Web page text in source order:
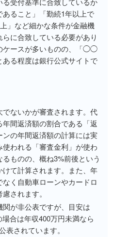
ること」「勤続1年以上で
」など細かな条件が金融機
に合致している必要があり
ケースが多いものの、「◯◯
る程度は銀行公式サイトで
ないかが審査されます。代
間返済額の割合である「返
の年間返済額の計算には実
われる「審査金利」が使わ
ものの、概ね3%前後という
て計算されます。また、年
く自動車ローンやカードロ
されます。
が非公表ですが、目安は
合は年収400万円未満なら
表されています。